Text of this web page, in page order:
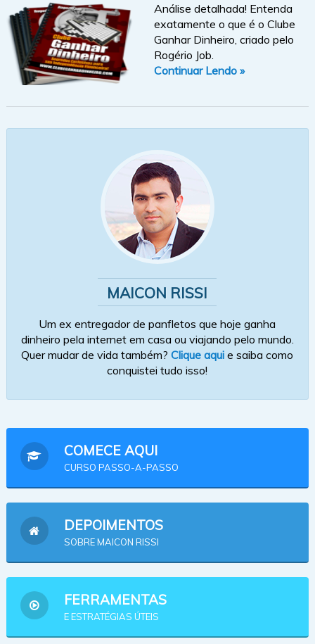
Análise detalhada! Entenda
exatamente o que é o Clube
Ganhar Dinheiro, criado pelo
Rogério Job.
Continuar Lendo »
MAICON RISSI
Um ex entregador de panfletos que hoje ganha
dinheiro pela internet em casa ou viajando pelo mundo.
Quer mudar de vida também?Clique aqui e saiba como
conquistei tudo isso!
COMECE AQUI
CURSO PASSO-A-PASSO
DEPOIMENTOS
SOBRE MAICON RISSI
FERRAMENTAS
E ESTRATÉGIAS ÚTEIS